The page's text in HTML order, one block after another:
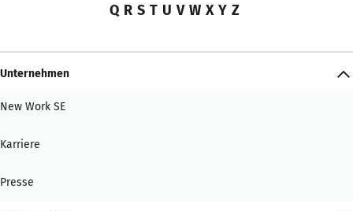
Q R S T U V W X Y Z
Unternehmen
New Work SE
Karriere
Presse